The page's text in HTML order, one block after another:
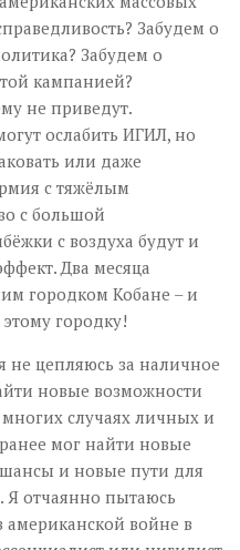
Забудем о
Забудем о
кампанией?
не приведут.
ослабить ИГИЛ, но
или даже
с тяжёлым
с большой
с воздуха будут и
Два месяца
городком Кобане – и
городку!
не цепляюсь за наличное
новые возможности
случаях личных и
мог найти новые
и новые пути для
Я отчаянно пытаюсь
войне в